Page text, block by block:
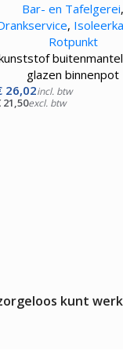
Bar- en Tafelgerei,
,
Rotpunkt
glazen binnenpot
26,02incl. btw
21,50excl. btw
kunt